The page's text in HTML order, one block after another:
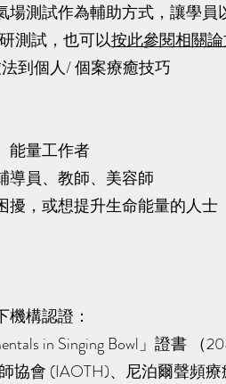
測試作為輔助方式，讓學
測試，也可以按此參閱相關
到個人/ 個案療癒技巧
能量工作者
導員、教師、美容師
擾，或想提升生命能量的人士
構認證：
in Singing Bowl」證書 （
協會 (IAOTH)、尼泊爾聲頻